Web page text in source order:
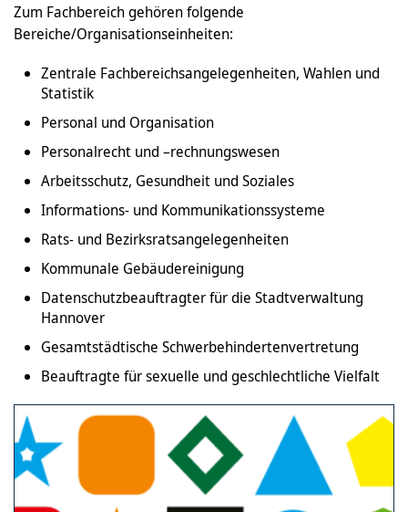
Zum Fachbereich gehören folgende
Bereiche/Organisationseinheiten:
Zentrale Fachbereichsangelegenheiten, Wahlen und
Statistik
Personal und Organisation
Personalrecht und –rechnungswesen
Arbeitsschutz, Gesundheit und Soziales
Informations- und Kommunikationssysteme
Rats- und Bezirksratsangelegenheiten
Kommunale Gebäudereinigung
Datenschutzbeauftragter für die Stadtverwaltung
Hannover
Gesamtstädtische Schwerbehindertenvertretung
Beauftragte für sexuelle und geschlechtliche Vielfalt